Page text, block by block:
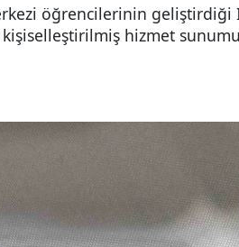
öğrencilerinin geliştirdiği
hizmet